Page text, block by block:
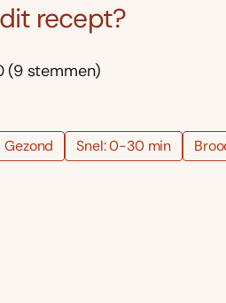
recept?
(9 stemmen)
Gezond Snel: 0-30 min